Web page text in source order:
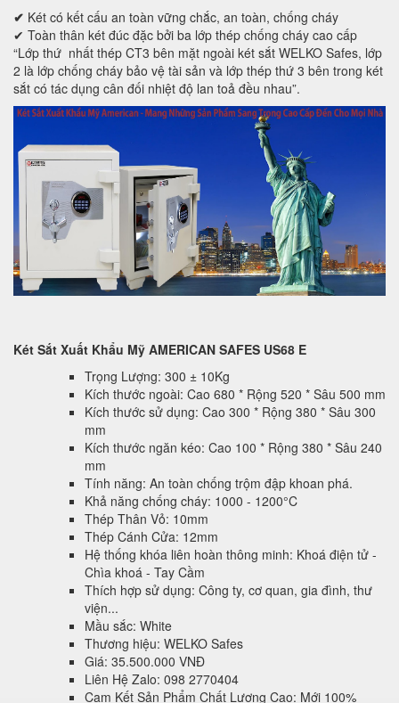
✔ Két có kết cấu an toàn vững chắc, an toàn, chống cháy
✔ Toàn thân két đúc đặc bởi ba lớp thép chống cháy cao cấp
“Lớp thứ nhất thép CT3 bên mặt ngoài két sắt WELKO Safes, lớp
2 là lớp chống cháy bảo vệ tài sản và lớp thép thứ 3 bên trong két
sắt có tác dụng cân đối nhiệt độ lan toả đều nhau”.
Két Sắt Xuất Khẩu Mỹ AMERICAN SAFES US68 E
Trọng Lượng: 300 ± 10Kg
Kích thước ngoài: Cao 680 * Rộng 520 * Sâu 500 mm
Kích thước sử dụng: Cao 300 * Rộng 380 * Sâu 300
mm
Kích thước ngăn kéo: Cao 100 * Rộng 380 * Sâu 240
mm
Tính năng: An toàn chống trộm đập khoan phá.
Khả năng chống cháy: 1000 - 1200°C
Thép Thân Vỏ: 10mm
Thép Cánh Cửa: 12mm
Hệ thống khóa liên hoàn thông minh: Khoá điện tử -
Chìa khoá - Tay Cầm
Thích hợp sử dụng: Công ty, cơ quan, gia đình, thư
viện...
Mầu sắc: White
Thương hiệu: WELKO Safes
Giá: 35.500.000 VNĐ
Liên Hệ Zalo: 098 2770404
Cam Kết Sản Phẩm Chất Lượng Cao: Mới 100%